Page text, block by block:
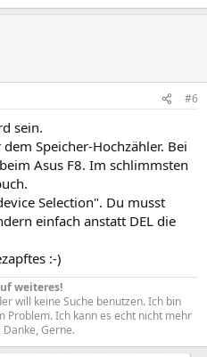
#6
sein.
Speicher-Hochzähler. Bei
Asus F8. Im schlimmsten
Selection". Du musst
einfach anstatt DEL die
:-)
weiteres!
will keine Suche benutzen. Ich bin
Problem. Ich kann es echt nicht mehr
Gerne.​